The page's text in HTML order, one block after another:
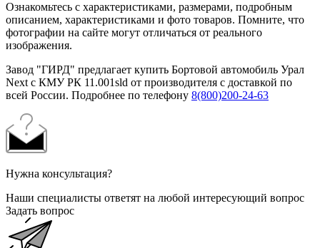
Ознакомьтесь с характеристиками, размерами, подробным
описанием, характеристиками и фото товаров. Помните, что
фотографии на сайте могут отличаться от реального
изображения.
Завод "ГИРД" предлагает купить Бортовой автомобиль Урал
Next с КМУ РК 11.001sld от производителя с доставкой по
всей России. Подробнее по телефону 8(800)200-24-63
Нужна консультация?
Наши специалисты ответят на любой интересующий вопрос
Задать вопрос